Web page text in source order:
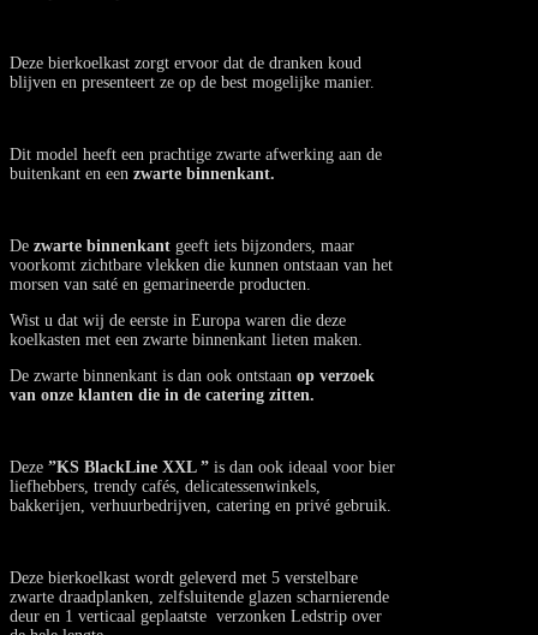
Deze bierkoelkast zorgt ervoor dat de dranken koud
blijven en presenteert ze op de best mogelijke manier.
Dit model heeft een prachtige zwarte afwerking aan de
buitenkant en een zwarte binnenkant.
De zwarte binnenkant geeft iets bijzonders, maar
voorkomt zichtbare vlekken die kunnen ontstaan van het
morsen van saté en gemarineerde producten.
Wist u dat wij de eerste in Europa waren die deze
koelkasten met een zwarte binnenkant lieten maken.
De zwarte binnenkant is dan ook ontstaan op verzoek
van onze klanten die in de catering zitten.
Deze ”KS BlackLine XXL ” is dan ook ideaal voor bier
liefhebbers, trendy cafés, delicatessenwinkels,
bakkerijen, verhuurbedrijven, catering en privé gebruik.
Deze bierkoelkast wordt geleverd met 5 verstelbare
zwarte draadplanken, zelfsluitende glazen scharnierende
deur en 1 verticaal geplaatste verzonken Ledstrip over